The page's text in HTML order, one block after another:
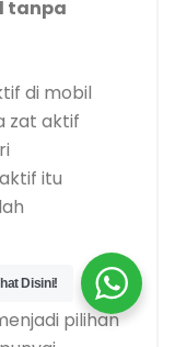
serta
bakteri,
ulang dan
lagi Eksis
dapat
skala 4
Disini!